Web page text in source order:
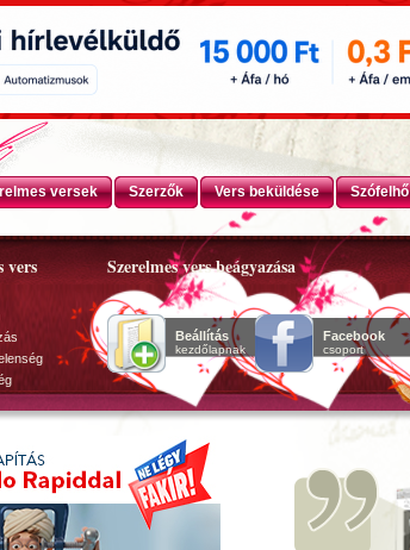
versek Szerzők Vers beküldése Szófelhő
vers
Szerelmes vers beágyazása
Beállítás
kezdőlapnak
Facebook
csoport